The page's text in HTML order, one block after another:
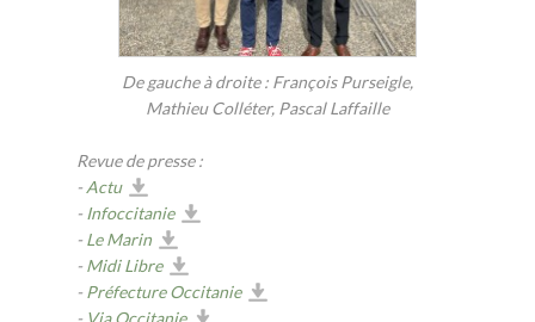
De gauche à droite : François Purseigle,
Mathieu Colléter, Pascal Laffaille
Revue de presse :
- Actu
- Infoccitanie
- Le Marin
- Midi Libre
- Préfecture Occitanie